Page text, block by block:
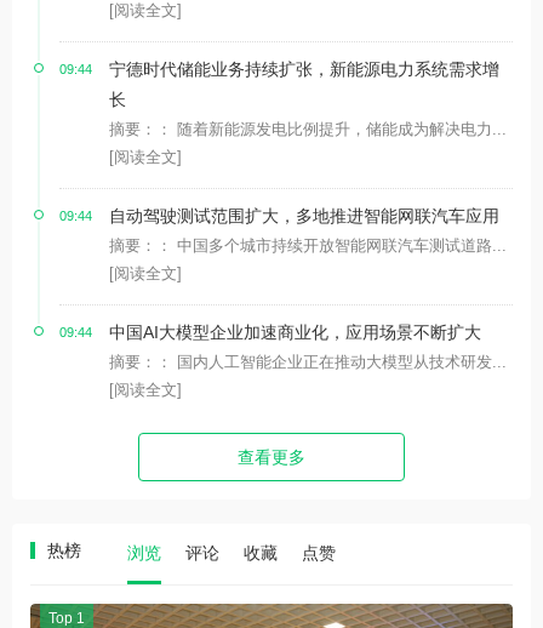
[阅读全文]
09:44
宁德时代储能业务持续扩张，新能源电力系统需求增
长
摘要：： 随着新能源发电比例提升，储能成为解决电力...
[阅读全文]
09:44 自动驾驶测试范围扩大，多地推进智能网联汽车应用
摘要：： 中国多个城市持续开放智能网联汽车测试道路...
[阅读全文]
09:44 中国AI大模型企业加速商业化，应用场景不断扩大
摘要：： 国内人工智能企业正在推动大模型从技术研发...
[阅读全文]
查看更多
热榜 浏览 评论 收藏 点赞
Top 1